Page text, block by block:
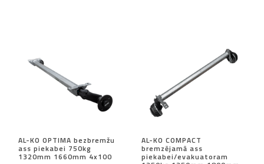
AL-KO OPTIMA bezbremžu
ass piekabei 750kg
1320mm 1660mm 4x100
AL-KO COMPACT
bremzējamā ass
piekabei/evakuatoram